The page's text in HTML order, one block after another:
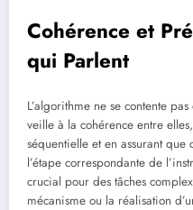
Cohérence et
qui Parlent
L’algorithme ne se contente
veille à la cohérence entre
séquentielle et en assurant
l’étape correspondante de
crucial pour des tâches
mécanisme ou la réalisation